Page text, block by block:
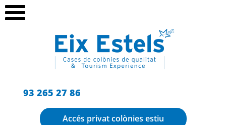
93 265 27 86
Accés privat colònies estiu